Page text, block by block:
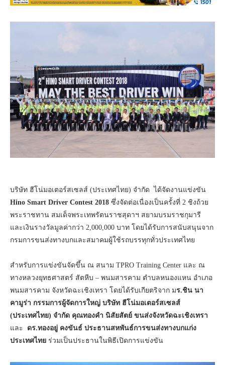
บริษัท ฮีโน่มอเตอร์สเซลส์ (ประเทศไทย) จำกัด ได้จัดงานแข่งขัน
Hino Smart Driver Contest 2018 ซึ่งจัดต่อเนื่องเป็นครั้งที่ 2 ชิงถ้วย
พระราชทาน สมเด็จพระเทพรัตนราชสุดาฯ สยามบรมราชกุมารี
และเงินรางวัลมูลค่ากว่า 2,000,000 บาท โดยได้รับการสนับสนุนจาก
กรมการขนส่งทางบกและสมาคมผู้ใช้รถบรรทุกทั่วประเทศไทย
สำหรับการแข่งขันจัดขึ้น ณ สนาม TPRO Training Center และ ณ
ทางหลวงยุทธศาสตร์ สัตหีบ – พนมสารคาม ตำบลหนองแหน อำเภอ
พนมสารคาม จังหวัดฉะเชิงเทรา โดยได้รับเกียตริจาก มร.ชิน นา
คามูร่า กรรมการผู้จัดการใหญ่ บริษัท ฮีโน่มอเตอร์สเซลส์
(ประเทศไทย) จำกัด คุณทองคำ นิสัยสัตย์ ขนส่งจังหวัดฉะเชิงเทรา
และ ดร.ทองอยู่ คงขันธ์ ประธานสหพันธ์การขนส่งทางบกแก่ง
ประเทศไทย ร่วมเป็นประธานในพิธีเปิดการแข่งขัน